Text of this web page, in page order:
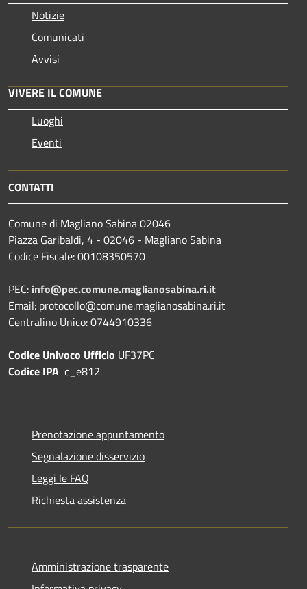
Notizie
Comunicati
Avvisi
VIVERE IL COMUNE
Luoghi
Eventi
CONTATTI
Comune di Magliano Sabina 02046
Piazza Garibaldi, 4 - 02046 - Magliano Sabina
Codice Fiscale: 00108350570
PEC: info@pec.comune.maglianosabina.ri.it
Email: protocollo@comune.maglianosabina.ri.it
Centralino Unico: 0744910336
Codice Univoco Ufficio UF37PC
Codice IPA c_e812
Prenotazione appuntamento
Segnalazione disservizio
Leggi le FAQ
Richiesta assistenza
Amministrazione trasparente